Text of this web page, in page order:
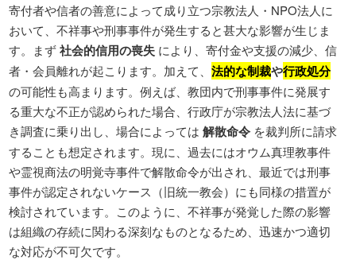
寄付者や信者の善意によって成り立つ宗教法人・NPO法人に
おいて、不祥事や刑事事件が発生すると甚大な影響が生じま
す。まず社会的信用の喪失 により、寄付金や支援の減少、信
者・会員離れが起こります。加えて、法的な制裁や行政処分
の可能性も高まります。例えば、教団内で刑事事件に発展す
る重大な不正が認められた場合、行政庁が宗教法人法に基づ
き調査に乗り出し、場合によっては解散命令 を裁判所に請求
することも想定されます。現に、過去にはオウム真理教事件
や霊視商法の明覚寺事件で解散命令が出され、最近では刑事
事件が認定されないケース（旧統一教会）にも同様の措置が
検討されています。このように、不祥事が発覚した際の影響
は組織の存続に関わる深刻なものとなるため、迅速かつ適切
な対応が不可欠です。